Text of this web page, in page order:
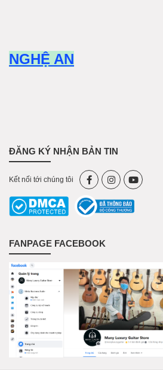
NGHỆ AN
ĐĂNG KÝ NHẬN BẢN TIN
Kết nối tới chúng tôi
FANPAGE FACEBOOK